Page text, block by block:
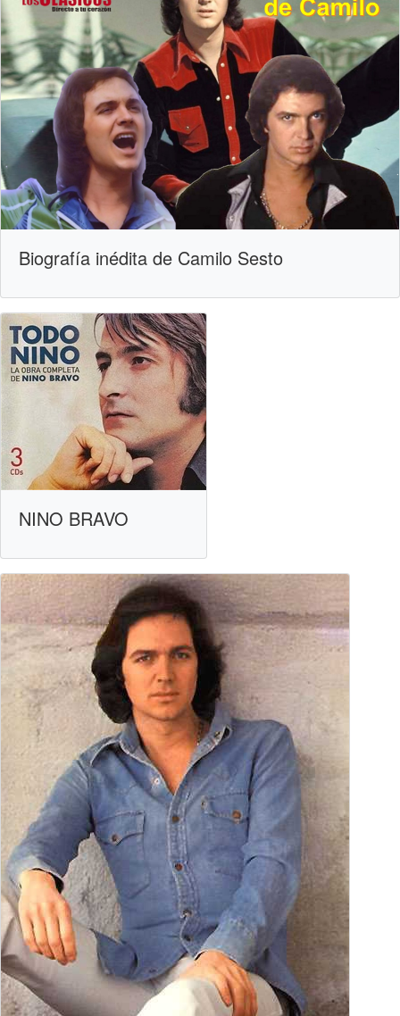
Biografía inédita de Camilo Sesto
NINO BRAVO